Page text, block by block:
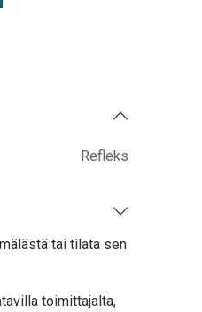
Refleks
tai tilata sen
toimittajalta,